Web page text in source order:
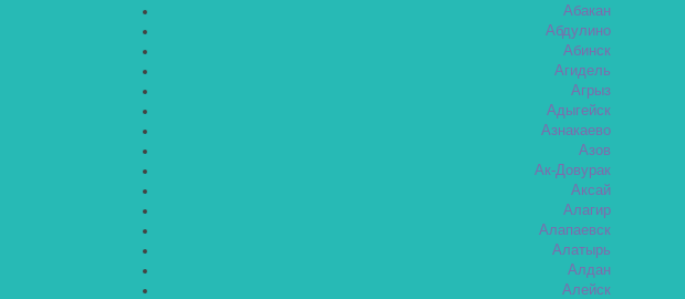
Абакан
Абдулино
Абинск
Агидель
Агрыз
Адыгейск
Азнакаево
Азов
Ак-Довурак
Аксай
Алагир
Алапаевск
Алатырь
Алдан
Алейск